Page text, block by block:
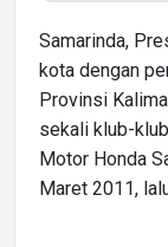
Samarinda,
kota dengan
Provinsi
sekali klub-
Motor Honda
Maret 2011,